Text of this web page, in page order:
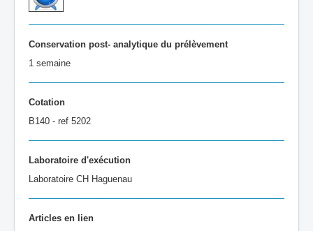
Conservation post- analytique du prélèvement
1 semaine
Cotation
B140 - ref 5202
Laboratoire d'exécution
Laboratoire CH Haguenau
Articles en lien